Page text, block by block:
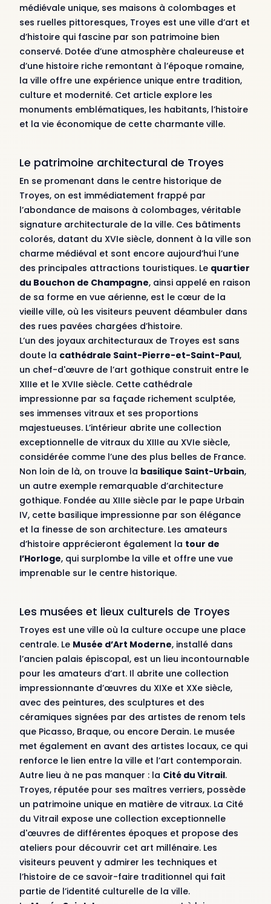
médiévale unique, ses maisons à colombages et
ses ruelles pittoresques, Troyes est une ville d’art et
d’histoire qui fascine par son patrimoine bien
conservé. Dotée d’une atmosphère chaleureuse et
d’une histoire riche remontant à l’époque romaine,
la ville offre une expérience unique entre tradition,
culture et modernité. Cet article explore les
monuments emblématiques, les habitants, l’histoire
et la vie économique de cette charmante ville.
Le patrimoine architectural de Troyes
En se promenant dans le centre historique de
Troyes, on est immédiatement frappé par
l’abondance de maisons à colombages, véritable
signature architecturale de la ville. Ces bâtiments
colorés, datant du XVIe siècle, donnent à la ville son
charme médiéval et sont encore aujourd’hui l’une
des principales attractions touristiques. Le quartier
du Bouchon de Champagne, ainsi appelé en raison
de sa forme en vue aérienne, est le cœur de la
vieille ville, où les visiteurs peuvent déambuler dans
des rues pavées chargées d’histoire.
L’un des joyaux architecturaux de Troyes est sans
doute la cathédrale Saint-Pierre-et-Saint-Paul,
un chef-d'œuvre de l’art gothique construit entre le
XIIIe et le XVIIe siècle. Cette cathédrale
impressionne par sa façade richement sculptée,
ses immenses vitraux et ses proportions
majestueuses. L’intérieur abrite une collection
exceptionnelle de vitraux du XIIIe au XVIe siècle,
considérée comme l’une des plus belles de France.
Non loin de là, on trouve la basilique Saint-Urbain,
un autre exemple remarquable d’architecture
gothique. Fondée au XIIIe siècle par le pape Urbain
IV, cette basilique impressionne par son élégance
et la finesse de son architecture. Les amateurs
d’histoire apprécieront également la tour de
l’Horloge, qui surplombe la ville et offre une vue
imprenable sur le centre historique.
Les musées et lieux culturels de Troyes
Troyes est une ville où la culture occupe une place
centrale. Le Musée d’Art Moderne, installé dans
l’ancien palais épiscopal, est un lieu incontournable
pour les amateurs d’art. Il abrite une collection
impressionnante d’œuvres du XIXe et XXe siècle,
avec des peintures, des sculptures et des
céramiques signées par des artistes de renom tels
que Picasso, Braque, ou encore Derain. Le musée
met également en avant des artistes locaux, ce qui
renforce le lien entre la ville et l’art contemporain.
Autre lieu à ne pas manquer : la Cité du Vitrail.
Troyes, réputée pour ses maîtres verriers, possède
un patrimoine unique en matière de vitraux. La Cité
du Vitrail expose une collection exceptionnelle
d'œuvres de différentes époques et propose des
ateliers pour découvrir cet art millénaire. Les
visiteurs peuvent y admirer les techniques et
l’histoire de ce savoir-faire traditionnel qui fait
partie de l’identité culturelle de la ville.